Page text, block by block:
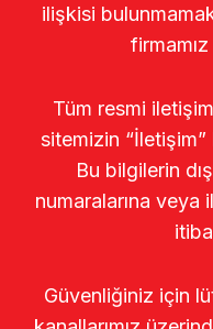
ilişkisi
Tüm resmi
sitemizin
Bu bilgilerin
numaralarına veya
Güvenliğiniz için